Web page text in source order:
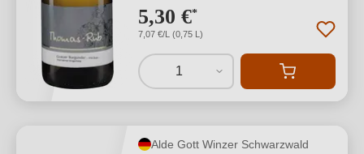
5,30 €*
7,07 €/L (0,75 L)
1
Alde Gott Winzer Schwarzwald